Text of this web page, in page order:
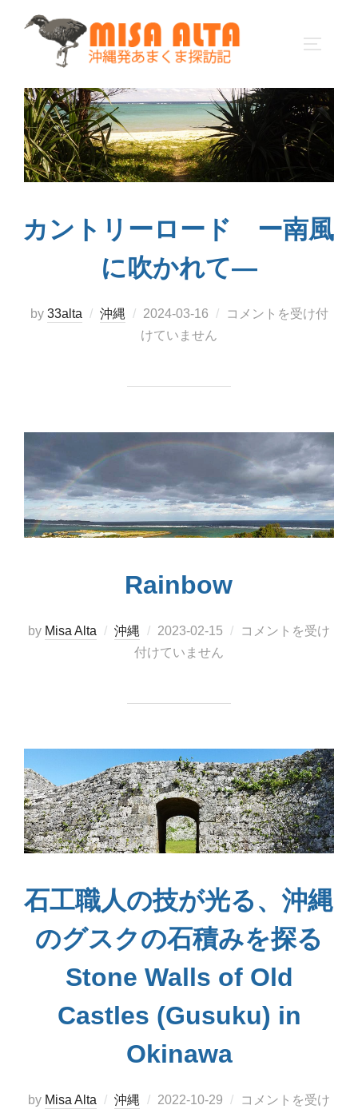
カントリーロード ー南風
に吹かれて―
by 33alta 沖縄
投
稿
2024-03-16
コメントを受け付
けていません
Rainbow
by Misa Alta 沖縄
投
稿
2023-02-15
コメントを受け
付けていません
石工職人の技が光る、沖縄
のグスクの石積みを探る
Stone Walls of Old
Castles (Gusuku) in
Okinawa
by Misa Alta 沖縄
投
2022-10-29
コメントを受け